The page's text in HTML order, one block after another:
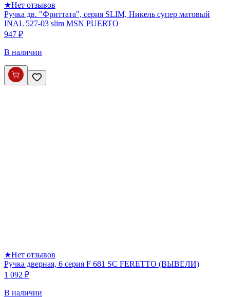
★Нет отзывов
Ручка дв. "Фриттата", серия SLIM, Никель супер матовый
INAL 527-03 slim MSN PUERTO
947 ₽
В наличии
★Нет отзывов
Ручка дверная, 6 серия F 681 SC FERETTO (ВЫВЕЛИ)
1 092 ₽
В наличии